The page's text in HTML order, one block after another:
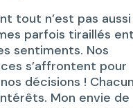
tout n’est pas
parfois tiraillés
sentiments. Nos
s’affrontent pour
décisions !
Mon envie de